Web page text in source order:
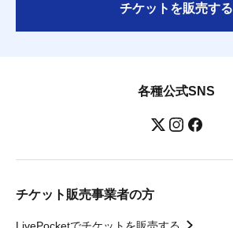
チケットを販売する
各種公式SNS
チケット販売事業者の方